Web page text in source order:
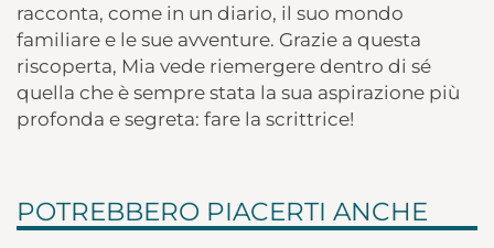
racconta, come in un diario, il suo mondo
familiare e le sue avventure. Grazie a questa
riscoperta, Mia vede riemergere dentro di sé
quella che è sempre stata la sua aspirazione più
profonda e segreta: fare la scrittrice!
POTREBBERO PIACERTI ANCHE